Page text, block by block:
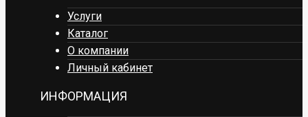
Услуги
Каталог
О компании
Личный кабинет
ИНФОРМАЦИЯ